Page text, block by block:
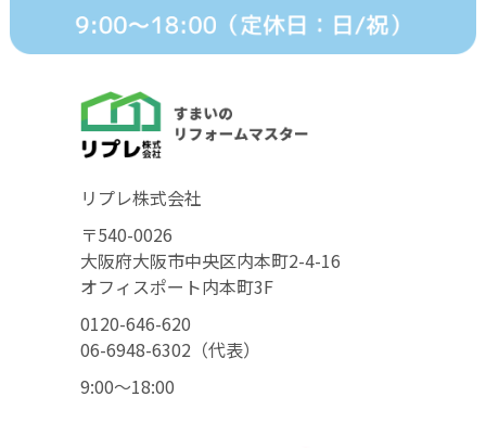
リプレ株式会社
〒540-0026
大阪府大阪市中央区内本町2-4-16
オフィスポート内本町3F
0120-646-620
06-6948-6302（代表）
9:00〜18:00